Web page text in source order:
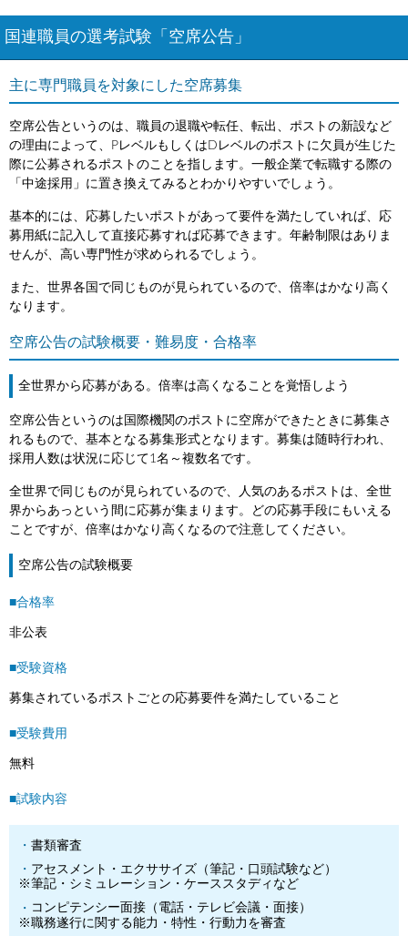
国連職員の選考試験「空席公告」
主に専門職員を対象にした空席募集
空席公告というのは、職員の退職や転任、転出、ポストの新設など
の理由によって、PレベルもしくはDレベルのポストに欠員が生じた
際に公募されるポストのことを指します。一般企業で転職する際の
「中途採用」に置き換えてみるとわかりやすいでしょう。
基本的には、応募したいポストがあって要件を満たしていれば、応
募用紙に記入して直接応募すれば応募できます。年齢制限はありま
せんが、高い専門性が求められるでしょう。
また、世界各国で同じものが見られているので、倍率はかなり高く
なります。
空席公告の試験概要・難易度・合格率
全世界から応募がある。倍率は高くなることを覚悟しよう
空席公告というのは国際機関のポストに空席ができたときに募集さ
れるもので、基本となる募集形式となります。募集は随時行われ、
採用人数は状況に応じて1名～複数名です。
全世界で同じものが見られているので、人気のあるポストは、全世
界からあっという間に応募が集まります。どの応募手段にもいえる
ことですが、倍率はかなり高くなるので注意してください。
空席公告の試験概要
■合格率
非公表
■受験資格
募集されているポストごとの応募要件を満たしていること
■受験費用
無料
■試験内容
書類審査
アセスメント・エクササイズ（筆記・口頭試験など）
※筆記・シミュレーション・ケーススタディなど
コンピテンシー面接（電話・テレビ会議・面接）
※職務遂行に関する能力・特性・行動力を審査